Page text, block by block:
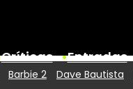
Críticas Entradas
Barbie 2 Dave Bautista